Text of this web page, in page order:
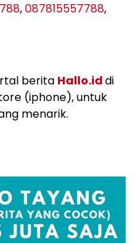
,087815557788,
berita Hallo.iddi
(iphone), untuk
menarik.